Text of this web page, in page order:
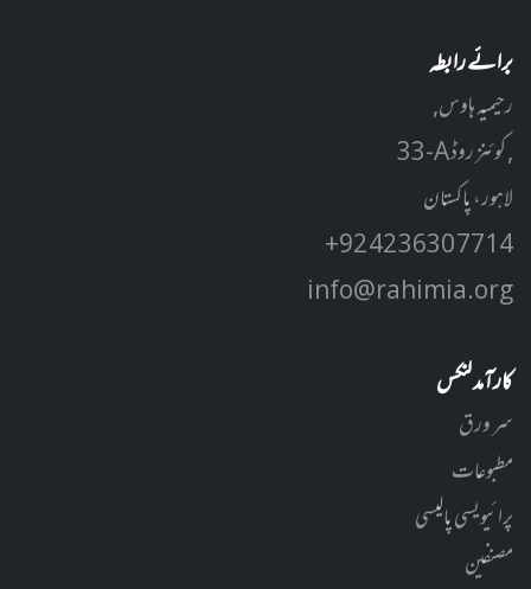
برائے رابطہ
رحیمیہ ہاوس,
33-A کوئنز روڈ ,
لاہور، پاکستان
+92 42 3630 7714
info@rahimia.org
کارآمد لنکس
سر ورق
مطبوعات
پرائیویسی پالیسی
مصنفین